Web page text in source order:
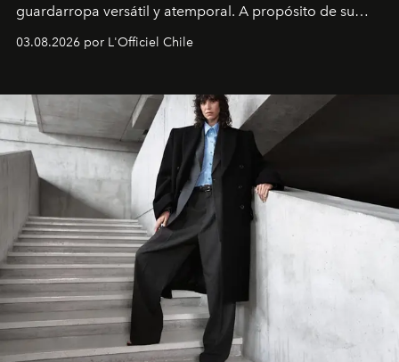
guardarropa versátil y atemporal. A propósito de su
lanzamiento, los fundadores de la firma neoyorquina y
la asesora creativa y jefa de diseño global de la marca
y la filosofía detrás de la propuesta.
03.08.2026 por L'Officiel Chile